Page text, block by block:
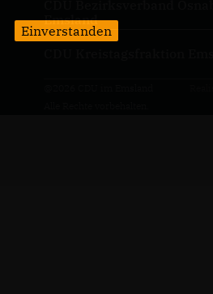
Emsland
Einverstanden